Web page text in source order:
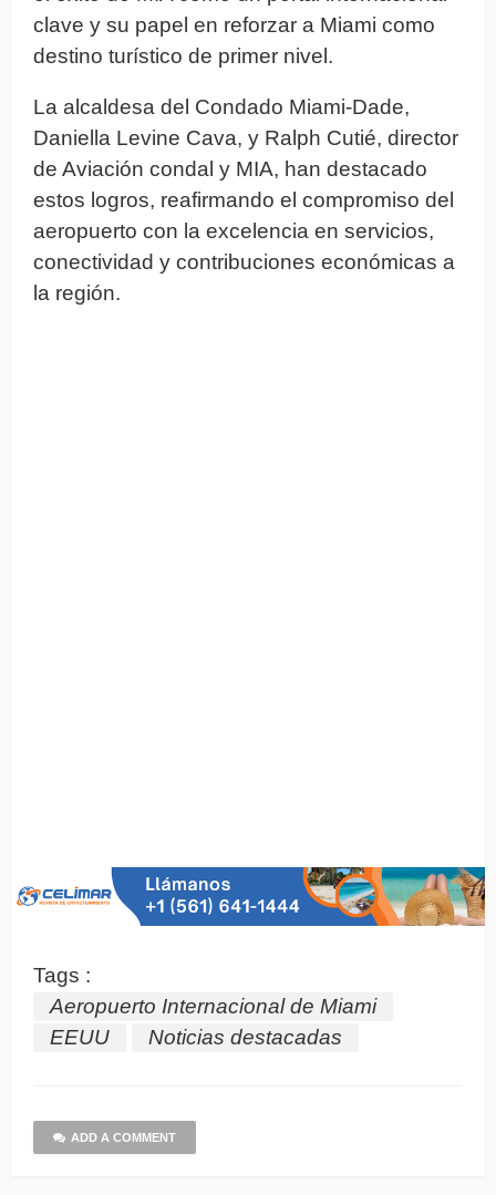
clave y su papel en reforzar a Miami como
destino turístico de primer nivel.
La alcaldesa del Condado Miami-Dade,
Daniella Levine Cava, y Ralph Cutié, director
de Aviación condal y MIA, han destacado
estos logros, reafirmando el compromiso del
aeropuerto con la excelencia en servicios,
conectividad y contribuciones económicas a
la región.
Tags :
Aeropuerto Internacional de Miami
EEUU
Noticias destacadas
ADD A COMMENT